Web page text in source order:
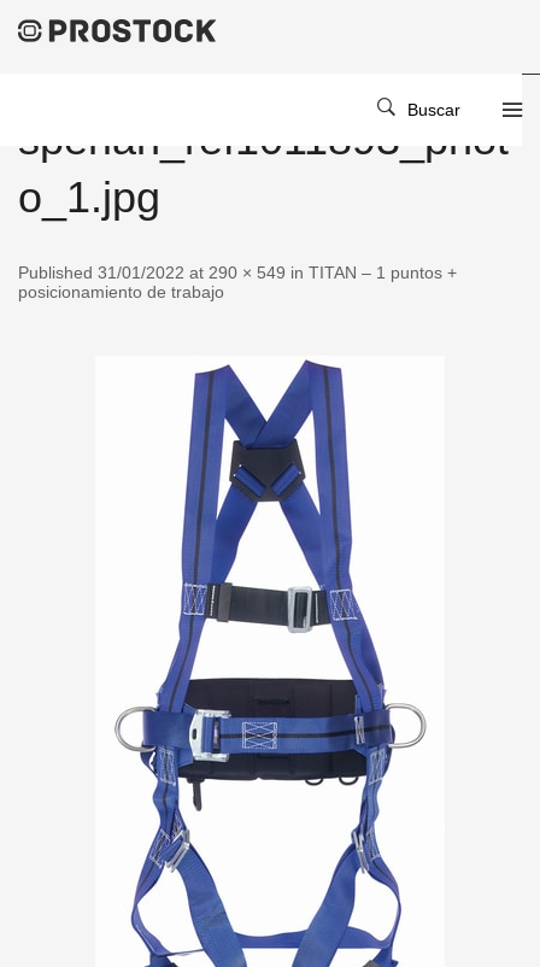
Buscar
sperian_ref1011893_phot
o_1.jpg
Published 31/01/2022 at 290 × 549 in TITAN – 1 puntos +
posicionamiento de trabajo